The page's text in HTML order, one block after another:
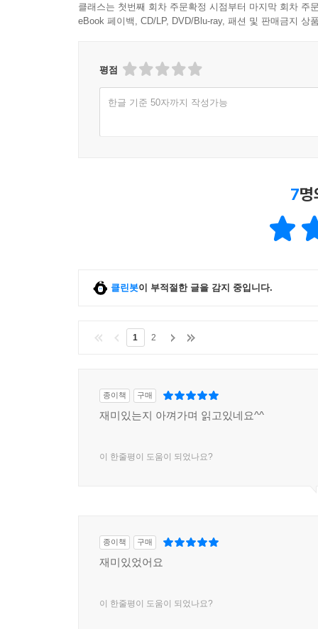
클래스는 첫번째 회차 주문확정 시점부터 마지막 회차 주
eBook 페이백, CD/LP, DVD/Blu-ray, 패션 및 판매금지 상
평점
한글 기준 50자까지 작성가능
7
클린봇이 부적절한 글을 감지 중입니다.
1 2
종이책 구매
재미있는지 아껴가며 읽고있네요^^
이 한줄평이 도움이 되었나요?
종이책 구매
재미있었어요
이 한줄평이 도움이 되었나요?